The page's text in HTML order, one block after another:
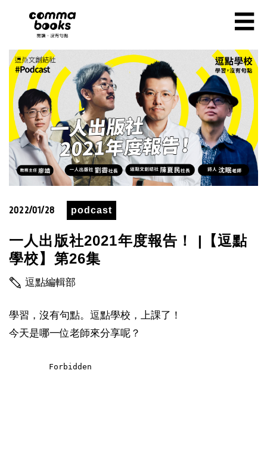
☰
2022/01/28 podcast
一人出版社2021年度報告！ |【逗點
學校】第26集
逗點編輯部
學習，沒有句點。逗點學校，上課了！
今天是哪一位老師來分享呢？